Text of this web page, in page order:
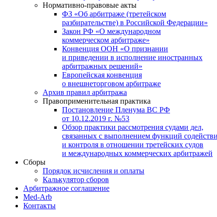
Нормативно-правовые акты
ФЗ «Об арбитраже (третейском
разбирательстве) в Российской Федерации»
Закон РФ «О международном
коммерческом арбитраже»
Конвенция ООН «О признании
и приведении в исполнение иностранных
арбитражных решений»
Европейская конвенция
о внешнеторговом арбитраже
Архив правил арбитража
Правоприменительная практика
Постановление Пленума ВС РФ
от 10.12.2019 г. №53
Обзор практики рассмотрения судами дел,
связанных с выполнением функций
и контроля в отношении третейских судов
и международных коммерческих арбитражей
Сборы
Порядок исчисления и оплаты
Калькулятор сборов
Арбитражное соглашение
Med-Arb
Контакты